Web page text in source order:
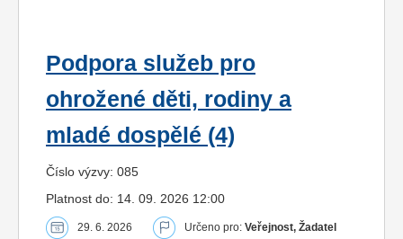
Podpora služeb pro
ohrožené děti, rodiny a
mladé dospělé (4)
Číslo výzvy: 085
Platnost do: 14. 09. 2026 12:00
29. 6. 2026 Určeno pro: Veřejnost, Žadatel